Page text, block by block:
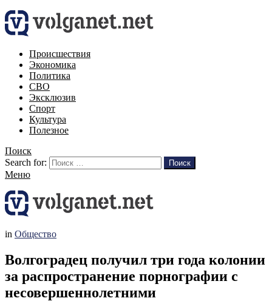
Происшествия
Экономика
Политика
СВО
Эксклюзив
Спорт
Культура
Полезное
Поиск
Search for:
Поиск
Меню
in Общество
Волгоградец получил три года колонии
за распространение порнографии с
несовершеннолетними